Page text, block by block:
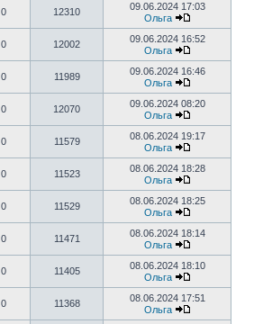
0 12310
09.06.2024 17:03
Ольга
0 12002
09.06.2024 16:52
Ольга
0 11989
09.06.2024 16:46
Ольга
0 12070
09.06.2024 08:20
Ольга
0 11579
08.06.2024 19:17
Ольга
0 11523
08.06.2024 18:28
Ольга
0 11529
08.06.2024 18:25
Ольга
0 11471
08.06.2024 18:14
Ольга
0 11405
08.06.2024 18:10
Ольга
0 11368
08.06.2024 17:51
Ольга